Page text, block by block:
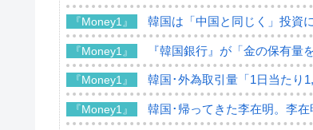
『Money1』 韓国は「中国と同じく」投資
『Money1』 『韓国銀行』が「金の保有
『Money1』 韓国･外為取引量「1日当たり
『Money1』 韓国･帰ってきた李在明。李